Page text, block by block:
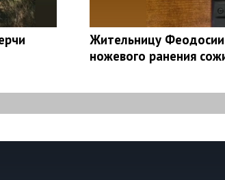
Жительницу Феодосии
ножевого ранения